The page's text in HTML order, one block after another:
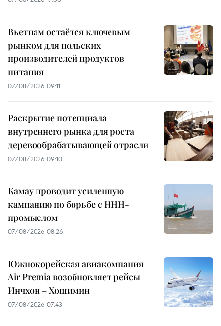
Вьетнам остаётся ключевым
рынком для польских
производителей продуктов
питания
07/08/2026 09:11
Раскрытие потенциала
внутреннего рынка для роста
деревообрабатывающей отрасли
07/08/2026 09:10
Камау проводит усиленную
кампанию по борьбе с ННН-
промыслом
07/08/2026 08:26
Южнокорейская авиакомпания
Air Premia возобновляет рейсы
Инчхон – Хошимин
07/08/2026 07:43